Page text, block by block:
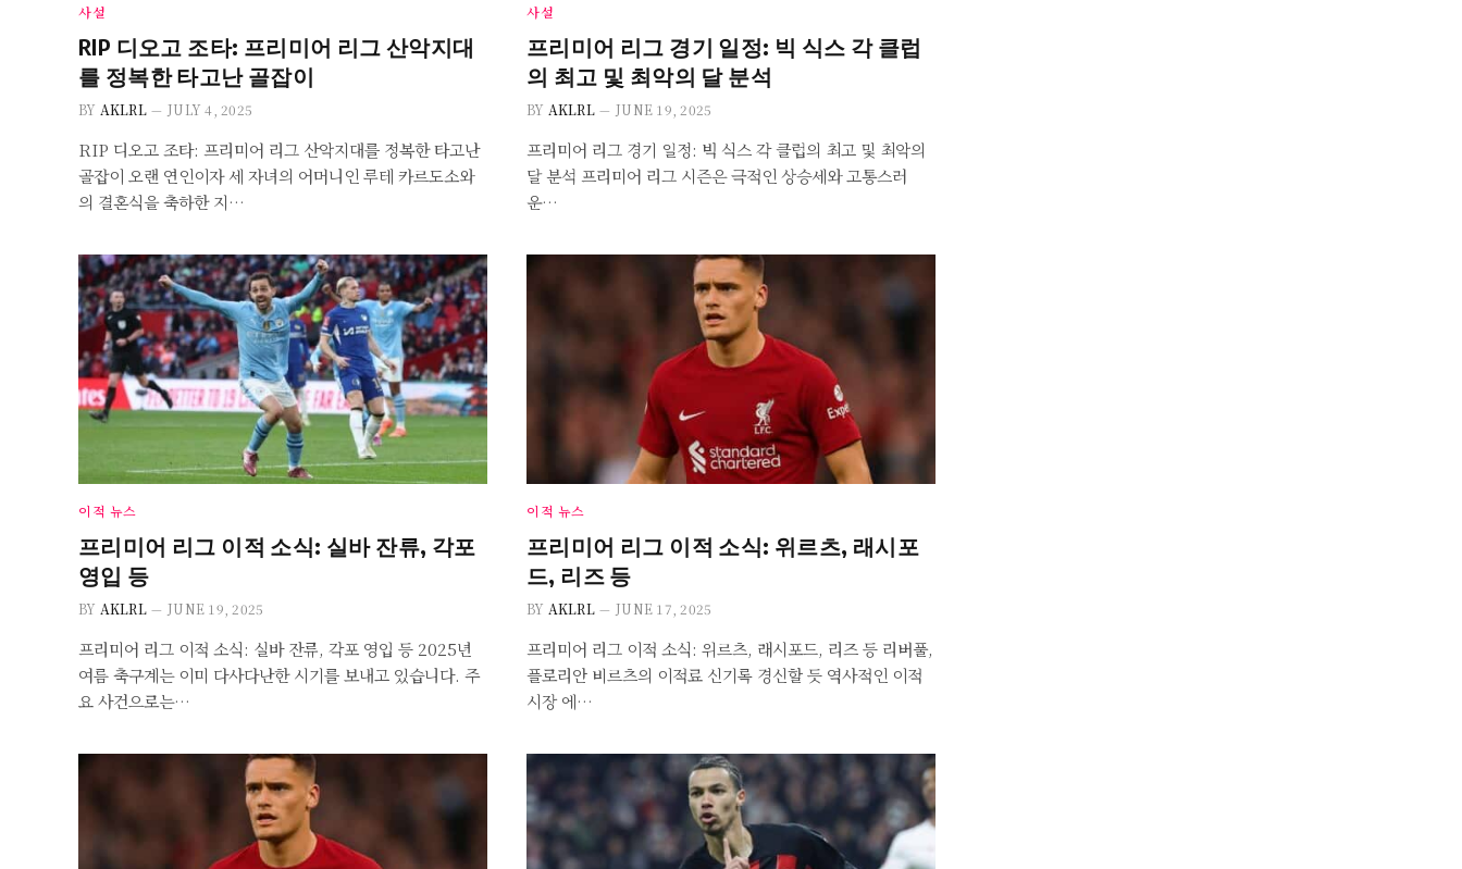
사설
RIP 디오고 조타: 프리미어 리그 산악지대
를 정복한 타고난 골잡이
BY AKLRL JULY 4, 2025
RIP 디오고 조타: 프리미어 리그 산악지대를 정복한 타고난
골잡이 오랜 연인이자 세 자녀의 어머니인 루테 카르도소와
의 결혼식을 축하한 지…
사설
프리미어 리그 경기 일정: 빅 식스 각 클럽
의 최고 및 최악의 달 분석
BY AKLRL JUNE 19, 2025
프리미어 리그 경기 일정: 빅 식스 각 클럽의 최고 및 최악의
달 분석 프리미어 리그 시즌은 극적인 상승세와 고통스러
운…
이적 뉴스
프리미어 리그 이적 소식: 실바 잔류, 각포
영입 등
BY AKLRL JUNE 19, 2025
프리미어 리그 이적 소식: 실바 잔류, 각포 영입 등 2025년
여름 축구계는 이미 다사다난한 시기를 보내고 있습니다. 주
요 사건으로는…
이적 뉴스
프리미어 리그 이적 소식: 위르츠, 래시포
드, 리즈 등
BY AKLRL JUNE 17, 2025
프리미어 리그 이적 소식: 위르츠, 래시포드, 리즈 등 리버풀,
플로리안 비르츠의 이적료 신기록 경신할 듯 역사적인 이적
시장 에…